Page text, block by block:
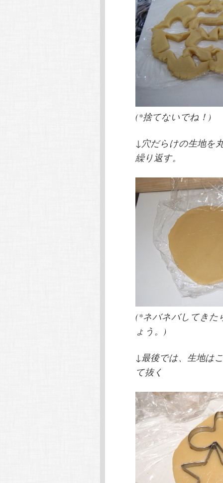
(*捨てないでね！)
↓穴だらけの生地を
繰り返す。
(*ネバネバしてきた
ょう。)
↓最後では、生地は
て抜く